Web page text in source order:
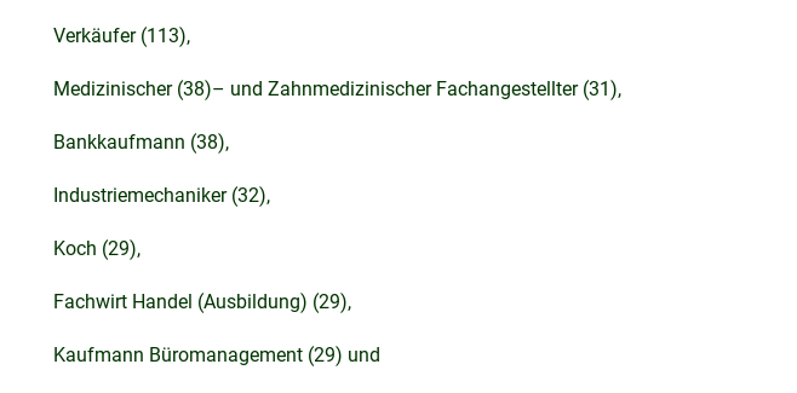
Verkäufer (113),
Medizinischer (38)– und Zahnmedizinischer Fachangestellter (31),
Bankkaufmann (38),
Industriemechaniker (32),
Koch (29),
Fachwirt Handel (Ausbildung) (29),
Kaufmann Büromanagement (29) und